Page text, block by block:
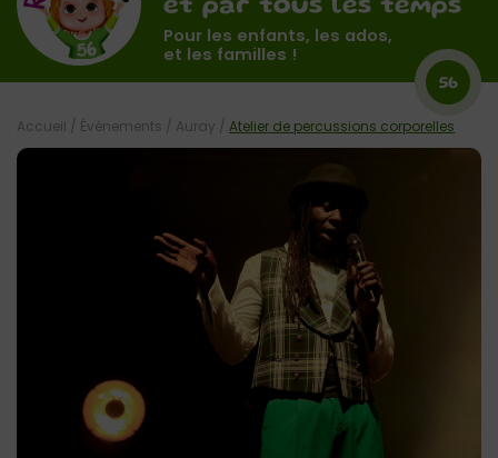
et par tous les temps
Pour les enfants, les ados,
et les familles !
56
Accueil / Évènements / Auray / Atelier de percussions corporelles